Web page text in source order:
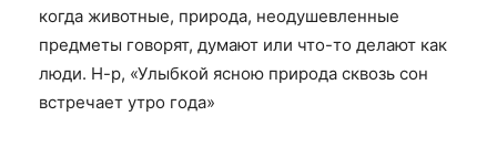
когда животные, природа, неодушевленные
предметы говорят, думают или что-то делают как
люди. Н-р, «Улыбкой ясною природа сквозь сон
встречает утро года»